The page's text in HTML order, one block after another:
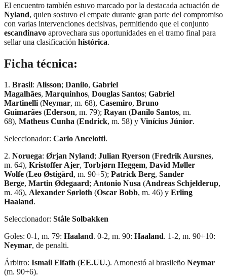
El encuentro también estuvo marcado por la destacada actuación de
Nyland, quien sostuvo el empate durante gran parte del compromiso
con varias intervenciones decisivas, permitiendo que el conjunto
escandinavo aprovechara sus oportunidades en el tramo final para
sellar una clasificación histórica.
Ficha técnica:
1. Brasil: Alisson; Danilo, Gabriel
Magalhães, Marquinhos, Douglas Santos; Gabriel
Martinelli(Neymar, m. 68), Casemiro, Bruno
Guimarães (Ederson, m. 79); Rayan (Danilo Santos, m.
68), Matheus Cunha (Endrick, m. 58) y Vinícius Júnior.
Seleccionador: Carlo Ancelotti.
2. Noruega: Ørjan Nyland; Julian Ryerson (Fredrik Aursnes,
m. 64), Kristoffer Ajer, Torbjørn Heggem, David Møller
Wolfe (Leo Østigård, m. 90+5); Patrick Berg, Sander
Berge, Martin Ødegaard; Antonio Nusa (Andreas Schjelderup,
m. 46), Alexander Sørloth (Oscar Bobb, m. 46) y Erling
Haaland.
Seleccionador: Ståle Solbakken
Goles: 0-1, m. 79: Haaland. 0-2, m. 90: Haaland. 1-2, m. 90+10:
Neymar, de penalti.
Árbitro: Ismail Elfath (EE.UU.). Amonestó al brasileño Neymar
(m. 90+6).